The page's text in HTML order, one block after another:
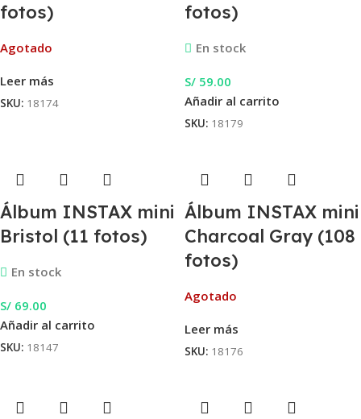
fotos)
Agotado
Leer más
SKU: 18174
fotos)
En stock
S/ 59.00
Añadir al carrito
SKU: 18179
Álbum INSTAX mini
Bristol (11 fotos)
En stock
S/ 69.00
Añadir al carrito
SKU: 18147
Álbum INSTAX mini
Charcoal Gray (108
fotos)
Agotado
Leer más
SKU: 18176